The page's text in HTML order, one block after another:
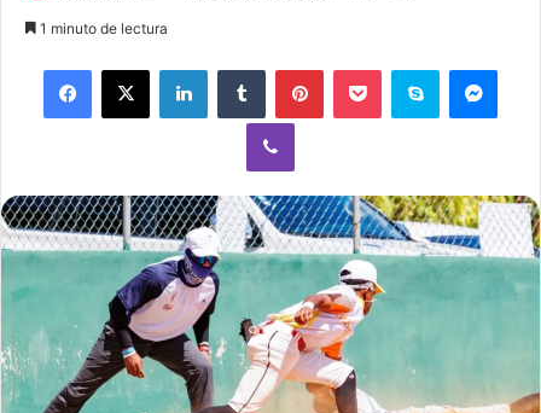
1 minuto de lectura
Facebook
X LinkedInTumblr PinterestPocket Skype
Viber